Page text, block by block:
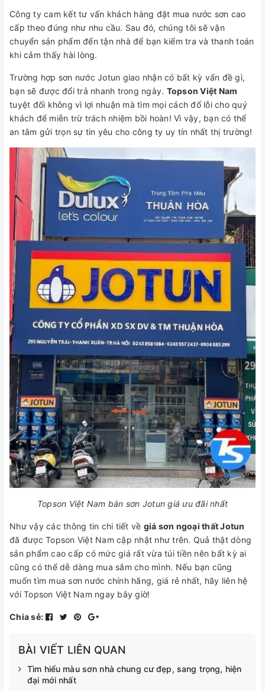
Công ty cam kết tư vấn khách hàng đặt mua nước sơn cao
cấp theo đúng như nhu cầu. Sau đó, chúng tôi sẽ vận
chuyển sản phẩm đến tận nhà để bạn kiểm tra và thanh toán
khi cảm thấy hài lòng.
Trường hợp sơn nước Jotun giao nhận có bất kỳ vấn đề gì,
bạn sẽ được đổi trả nhanh trong ngày. Topson Việt Nam
tuyệt đối không vì lợi nhuận mà tìm mọi cách đổ lỗi cho quý
khách để miễn trừ trách nhiệm bồi hoàn! Vì vậy, bạn có thể
an tâm gửi trọn sự tin yêu cho công ty uy tín nhất thị trường!
Topson Việt Nam bán sơn Jotun giá ưu đãi nhất
Như vậy các thông tin chi tiết về giá sơn ngoại thất Jotun
đã được Topson Việt Nam cập nhật như trên. Quả thật dòng
sản phẩm cao cấp có mức giá rất vừa túi tiền nên bất kỳ ai
cũng có thể dễ dàng mua sắm cho mình. Nếu bạn cũng
muốn tìm mua sơn nước chính hãng, giá rẻ nhất, hãy liên hệ
với Topson Việt Nam ngay bây giờ!
Chia sẻ:
BÀI VIẾT LIÊN QUAN
Tìm hiểu màu sơn nhà chung cư đẹp, sang trọng, hiện
đại mới nhất